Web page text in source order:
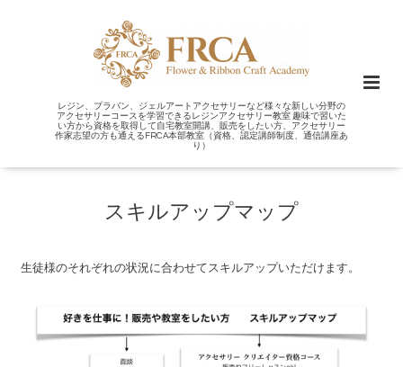
レジン、プラバン、ジェルアートアクセサリーなど様々な新しい分野の
アクセサリーコースを学習できるレジンアクセサリー教室 趣味で習いた
い方から資格を取得して自宅教室開講、販売をしたい方、アクセサリー
作家志望の方も通えるFRCA本部教室（資格、認定講師制度、通信講座あ
り）
スキルアップマップ
生徒様のそれぞれの状況に合わせてスキルアップいただけます。